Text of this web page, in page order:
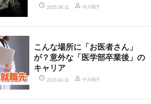
2025.08.11 中川朝子
こんな場所に「お医者さん」
が？意外な「医学部卒業後」の
キャリア
2023.04.11 中川朝子